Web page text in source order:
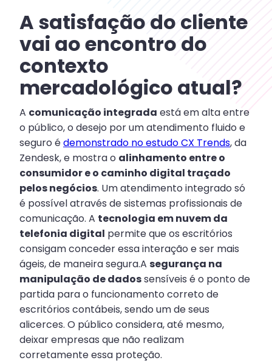
A satisfação do cliente
vai ao encontro do
contexto
mercadológico atual?
A comunicação integrada está em alta entre
o público, o desejo por um atendimento fluido e
seguro édemonstrado no estudo CX Trends, da
Zendesk, e mostra o alinhamento entre o
consumidor e o caminho digital traçado
pelos negócios. Um atendimento integrado só
é possível através de sistemas profissionais de
comunicação. A tecnologia em nuvem da
telefonia digital permite que os escritórios
consigam conceder essa interação e ser mais
ágeis, de maneira segura.A segurança na
manipulação de dadossensíveis é o ponto de
partida para o funcionamento correto de
escritórios contábeis, sendo um de seus
alicerces. O público considera, até mesmo,
deixar empresas que não realizam
corretamente essa proteção.